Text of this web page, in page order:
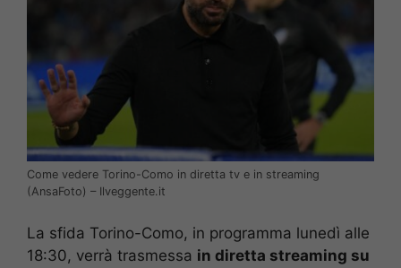
Come vedere Torino-Como in diretta tv e in streaming
(AnsaFoto) – Ilveggente.it
La sfida Torino-Como, in programma lunedì alle
18:30, verrà trasmessa in diretta streaming su